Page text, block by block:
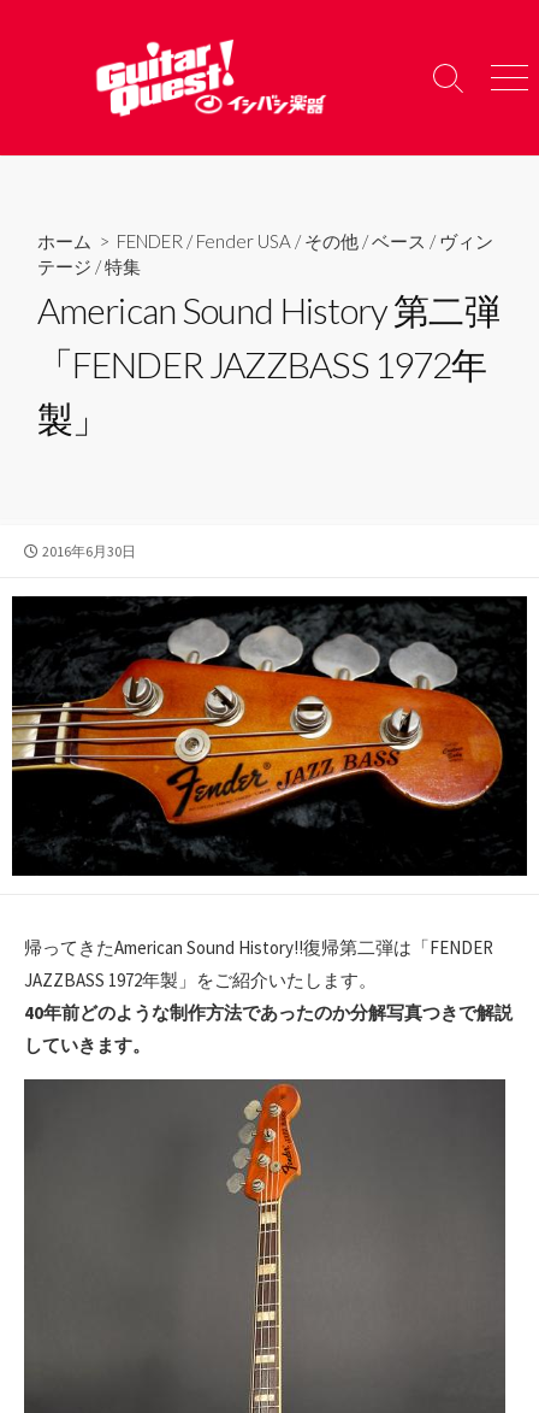
へ
検
り
メ
ー
ホーム > FENDER /Fender USA /その他 /ベース /ヴィン
テージ /特集
American Sound History 第二弾
「FENDER JAZZBASS 1972年
製」
公
日
2016年6月30日
帰ってきたAmerican Sound History!!復帰第二弾は「FENDER
JAZZBASS 1972年製」をご紹介いたします。
40年前どのような制作方法であったのか分解写真つきで解説
していきます。